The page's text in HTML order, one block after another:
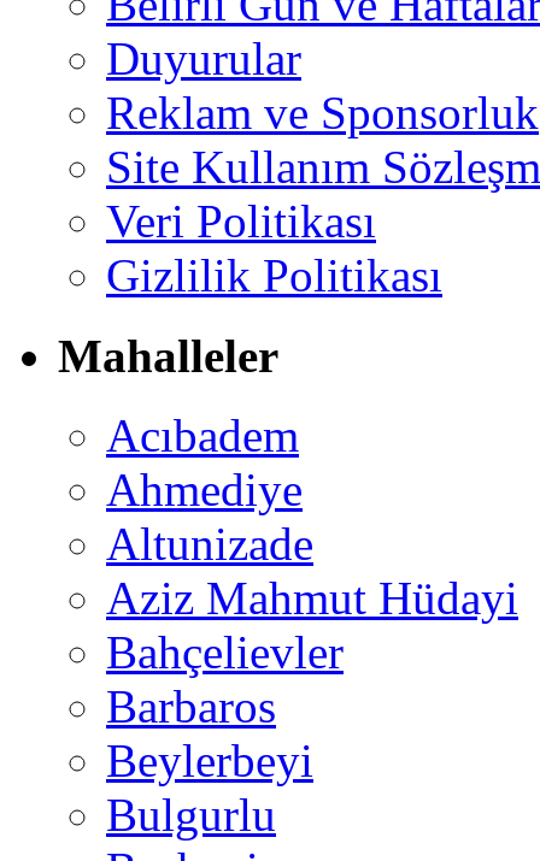
Duyurular
Reklam ve Sponsorluk
Site Kullanım
Veri Politikası
Gizlilik Politikası
Mahalleler
Acıbadem
Ahmediye
Altunizade
Aziz Mahmut Hüdayi
Bahçelievler
Barbaros
Beylerbeyi
Bulgurlu